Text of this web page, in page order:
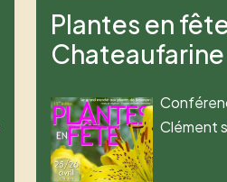
Plantes en
Chateaufarine
Clément